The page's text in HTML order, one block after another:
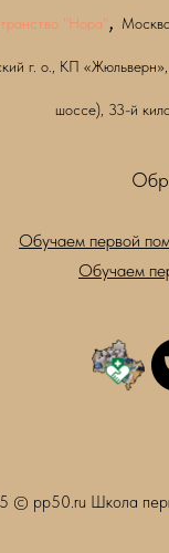
"Нора" ,
г. о., КП
шоссе), 33-й
Обучаем первой
Обучаем
© pp50.ru Школа